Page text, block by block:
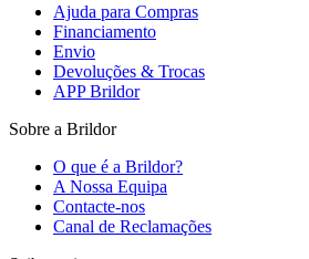
Ajuda para Compras
Financiamento
Envio
Devoluções & Trocas
APP Brildor
Sobre a Brildor
O que é a Brildor?
A Nossa Equipa
Contacte-nos
Canal de Reclamações